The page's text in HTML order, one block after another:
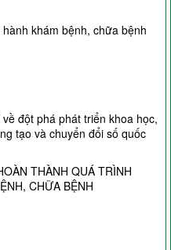
khám bệnh, chữa bệnh
đột phá phát triển khoa học,
tạo và chuyển đổi số quốc
THÀNH QUÁ TRÌNH
CHỮA BỆNH